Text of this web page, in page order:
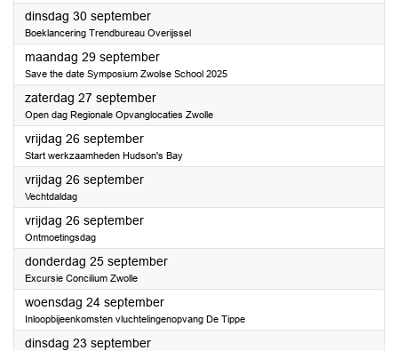
dinsdag 30 september2025
Boeklancering Trendbureau Overijssel
maandag 29 september2025
Save the date Symposium Zwolse School 2025
zaterdag 27 september2025
Open dag Regionale Opvanglocaties Zwolle
vrijdag 26 september2025
Start werkzaamheden Hudson's Bay
vrijdag 26 september2025
Vechtdaldag
vrijdag 26 september2025
Ontmoetingsdag
donderdag 25 september2025
Excursie Concilium Zwolle
woensdag 24 september2025
Inloopbijeenkomsten vluchtelingenopvang De Tippe
dinsdag 23 september2025